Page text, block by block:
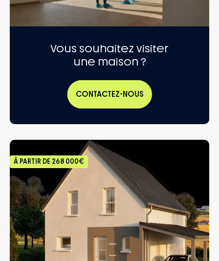
Vous souhaitez visiter
une maison ?
CONTACTEZ-NOUS
À PARTIR DE 268 000€